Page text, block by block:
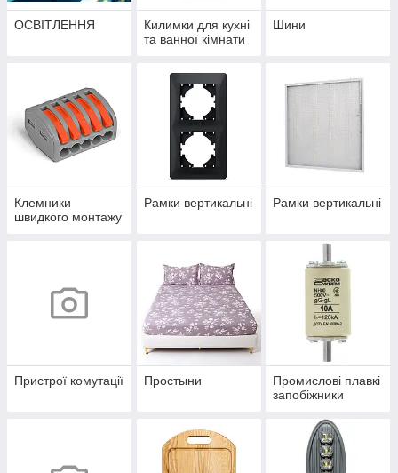
ОСВІТЛЕННЯ
Килимки для кухні
та ванної кімнати
Шини
Клемники
швидкого монтажу
Рамки вертикальні Рамки вертикальні
Пристрої комутації Простыни
Промислові плавкі
запобіжники